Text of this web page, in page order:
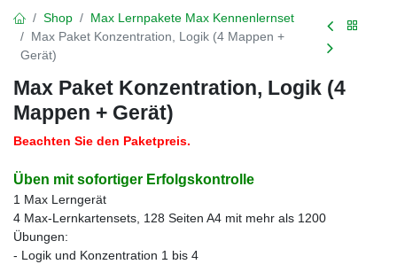
Shop
Max Lernpakete Max Kennenlernset
Max Paket Konzentration, Logik (4 Mappen +
Gerät)
Max Paket Konzentration, Logik (4
Mappen + Gerät)
Beachten Sie den Paketpreis.
Üben mit sofortiger Erfolgskontrolle
1 Max Lerngerät
4 Max-Lernkartensets, 128 Seiten A4 mit mehr als 1200
Übungen:
- Logik und Konzentration 1 bis 4